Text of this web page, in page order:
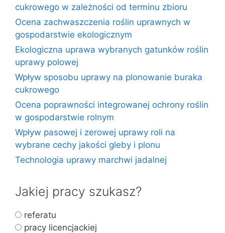
cukrowego w zależności od terminu zbioru
Ocena zachwaszczenia roślin uprawnych w
gospodarstwie ekologicznym
Ekologiczna uprawa wybranych gatunków roślin
uprawy polowej
Wpływ sposobu uprawy na plonowanie buraka
cukrowego
Ocena poprawności integrowanej ochrony roślin
w gospodarstwie rolnym
Wpływ pasowej i zerowej uprawy roli na
wybrane cechy jakości gleby i plonu
Technologia uprawy marchwi jadalnej
Jakiej pracy szukasz?
referatu
pracy licencjackiej